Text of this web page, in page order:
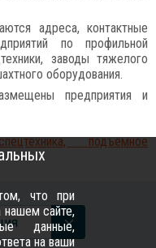
адреса, контактные
по профильной
заводы тяжелого
оборудования.
предприятия и
подъемное
что при
нашем сайте,
данные,
на ваши